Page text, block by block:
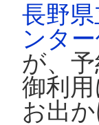
長野
ンタ
が、
御利
お出か